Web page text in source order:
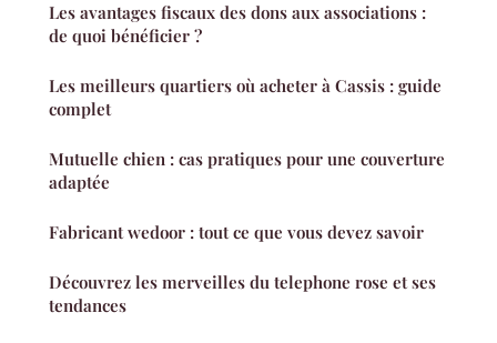
Les avantages fiscaux des dons aux associations :
de quoi bénéficier ?
Les meilleurs quartiers où acheter à Cassis : guide
complet
Mutuelle chien : cas pratiques pour une couverture
adaptée
Fabricant wedoor : tout ce que vous devez savoir
Découvrez les merveilles du telephone rose et ses
tendances